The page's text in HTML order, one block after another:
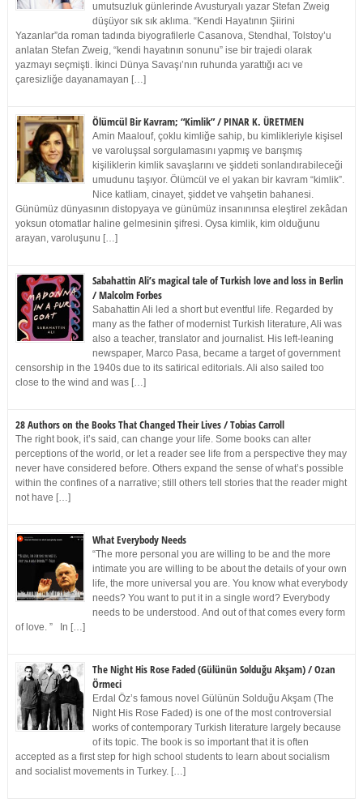
umutsuzluk günlerinde Avusturyalı yazar Stefan Zweig
düşüyor sık sık aklıma. “Kendi Hayatının Şiirini
Yazanlar”da roman tadında biyografilerle Casanova, Stendhal, Tolstoy’u
anlatan Stefan Zweig, “kendi hayatının sonunu” ise bir trajedi olarak
yazmayı seçmişti. İkinci Dünya Savaşı’nın ruhunda yarattığı acı ve
çaresizliğe dayanamayan […]
Ölümcül Bir Kavram; “Kimlik” / PINAR K. ÜRETMEN
Amin Maalouf, çoklu kimliğe sahip, bu kimlikleriyle kişisel
ve varoluşsal sorgulamasını yapmış ve barışmış
kişiliklerin kimlik savaşlarını ve şiddeti sonlandırabileceği
umudunu taşıyor. Ölümcül ve el yakan bir kavram “kimlik”.
Nice katliam, cinayet, şiddet ve vahşetin bahanesi.
Günümüz dünyasının distopyaya ve günümüz insanınınsa eleştirel zekâdan
yoksun otomatlar haline gelmesinin şifresi. Oysa kimlik, kim olduğunu
arayan, varoluşunu […]
Sabahattin Ali’s magical tale of Turkish love and loss in Berlin
/ Malcolm Forbes
Sabahattin Ali led a short but eventful life. Regarded by
many as the father of modernist Turkish literature, Ali was
also a teacher, translator and journalist. His left-leaning
newspaper, Marco Pasa, became a target of government
censorship in the 1940s due to its satirical editorials. Ali also sailed too
close to the wind and was […]
28 Authors on the Books That Changed Their Lives / Tobias Carroll
The right book, it’s said, can change your life. Some books can alter
perceptions of the world, or let a reader see life from a perspective they may
never have considered before. Others expand the sense of what’s possible
within the confines of a narrative; still others tell stories that the reader might
not have […]
What Everybody Needs
“The more personal you are willing to be and the more
intimate you are willing to be about the details of your own
life, the more universal you are. You know what everybody
needs? You want to put it in a single word? Everybody
needs to be understood. And out of that comes every form
of love. ” In […]
The Night His Rose Faded (Gülünün Solduğu Akşam) / Ozan
Örmeci
Erdal Öz’s famous novel Gülünün Solduğu Akşam (The
Night His Rose Faded) is one of the most controversial
works of contemporary Turkish literature largely because
of its topic. The book is so important that it is often
accepted as a first step for high school students to learn about socialism
and socialist movements in Turkey. […]